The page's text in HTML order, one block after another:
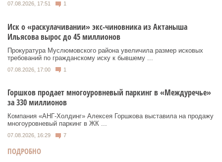
07.08.2026, 17:51 1
Иск о «раскулачивании» экс-чиновника из Актаныша
Ильясова вырос до 45 миллионов
Прокуратура Муслюмовского района увеличила размер исковых
требований по гражданскому иску к бывшему ...
07.08.2026, 17:00 1
Горшков продает многоуровневый паркинг в «Междуречье»
за 330 миллионов
Компания «АНГ-Холдинг» Алексея Горшкова выставила на продажу
многоуровневый паркинг в ЖК ...
07.08.2026, 16:29 7
ПОДРОБНО